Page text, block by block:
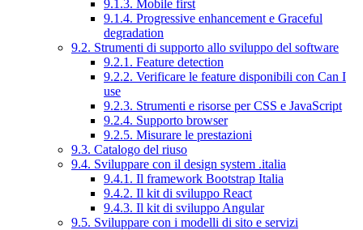
9.1.3. Mobile first
9.1.4. Progressive enhancement e Graceful
degradation
9.2. Strumenti di supporto allo sviluppo del software
9.2.1. Feature detection
9.2.2. Verificare le feature disponibili con Can I
use
9.2.3. Strumenti e risorse per CSS e JavaScript
9.2.4. Supporto browser
9.2.5. Misurare le prestazioni
9.3. Catalogo del riuso
9.4. Sviluppare con il design system .italia
9.4.1. Il framework Bootstrap Italia
9.4.2. Il kit di sviluppo React
9.4.3. Il kit di sviluppo Angular
9.5. Sviluppare con i modelli di sito e servizi